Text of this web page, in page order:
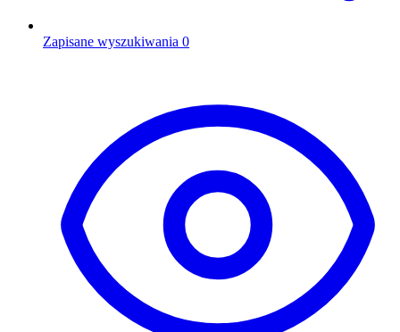
Zapisane wyszukiwania 0